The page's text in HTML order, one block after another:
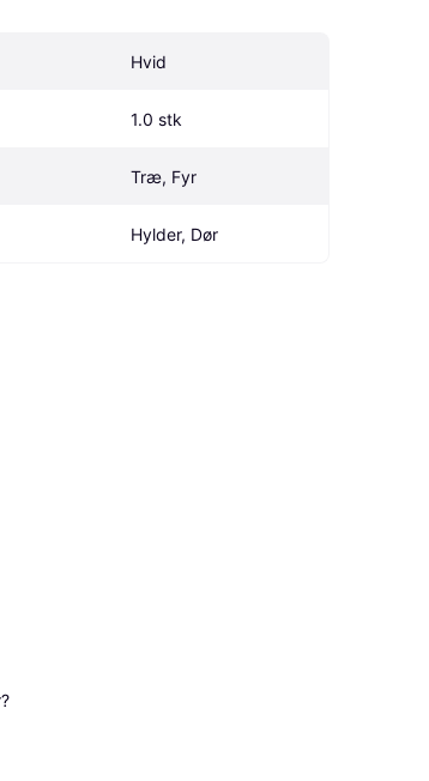
Hvid
1.0 stk
Træ, Fyr
Hylder, Dør